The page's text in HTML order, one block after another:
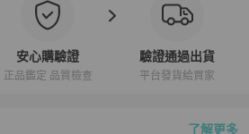
安心購驗證
正品鑑定 品質檢查
驗證通過出貨
平台發貨給買家
了解更多